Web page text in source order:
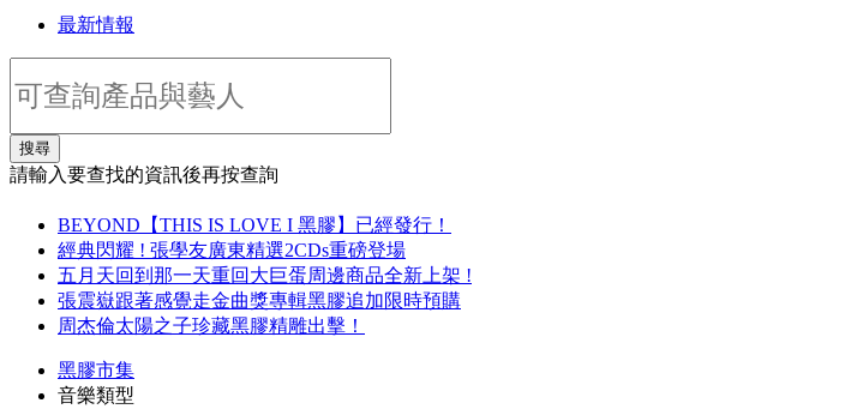
最新情報
搜尋
請輸入要查找的資訊後再按查詢
BEYOND【THIS IS LOVE I 黑膠】已經發行！
經典閃耀 ! 張學友廣東精選2CDs重磅登場
五月天回到那一天重回大巨蛋周邊商品全新上架 !
張震嶽跟著感覺走金曲獎專輯黑膠追加限時預購
周杰倫太陽之子珍藏黑膠精雕出擊！
黑膠市集
音樂類型